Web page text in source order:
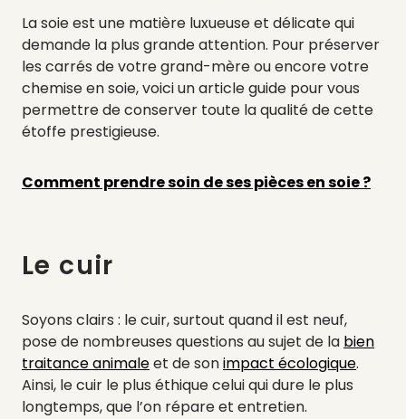
La soie est une matière luxueuse et délicate qui
demande la plus grande attention. Pour préserver
les carrés de votre grand-mère ou encore votre
chemise en soie, voici un article guide pour vous
permettre de conserver toute la qualité de cette
étoffe prestigieuse.
Comment prendre soin de ses pièces en soie ?
Le cuir
Soyons clairs : le cuir, surtout quand il est neuf,
pose de nombreuses questions au sujet de la bien
traitance animaleet de sonimpact écologique.
Ainsi, le cuir le plus éthique celui qui dure le plus
longtemps, que l’on répare et entretien.